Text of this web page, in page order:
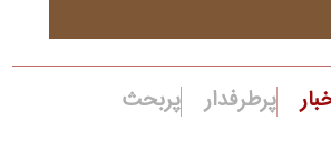
پرطرفدار پربحث